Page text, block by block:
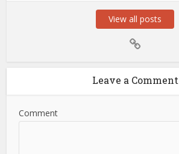
View all posts
Leave a Comment
Comment